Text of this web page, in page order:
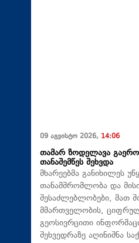
09 აგვისტო 2026, 14:06
თამარ ზოდელავა
თანაშემწეს შეხვდა
მხარეებმა განიხილეს
თანამშრომლობა და
შესაძლებლობები, მათ
მმართველობის,
გეოსივრცითი
შეხვედრაზე აღინიშნა